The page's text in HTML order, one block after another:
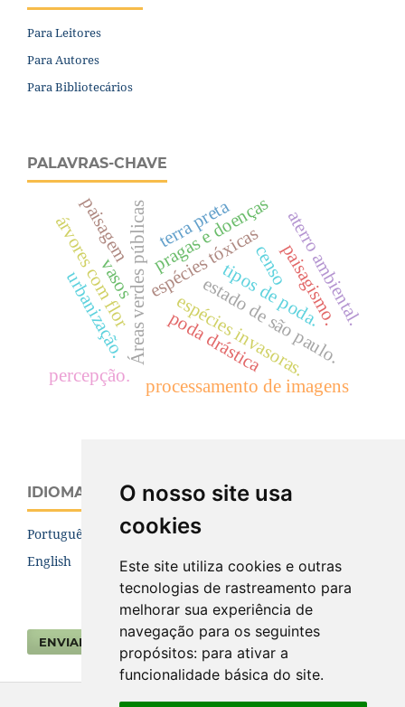
O nosso site usa
cookies
Este site utiliza cookies e outras
tecnologias de rastreamento para
melhorar sua experiência de
navegação para os seguintes
propósitos: para ativar a
funcionalidade básica do site.
Para Leitores
Para Autores
Para Bibliotecários
PALAVRAS-CHAVE
Áreas verdes públicas
processamento de imagens
espécies tóxicas
espécies invasoras.
estado de são paulo.
tipos de poda.
paisagismo.
aterro ambiental.
censo
árvores com flor
urbanização. poda drástica
pragas e doenças
percepção.
terra preta
vasos
paisagem
IDIOMA
Português (Brasil)
English
ENVIAR SUBMISSÃO